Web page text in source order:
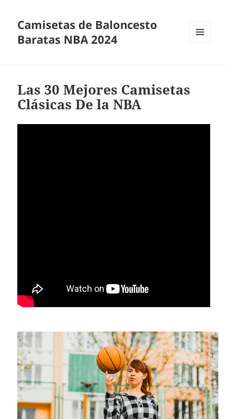
Camisetas de Baloncesto
Baratas NBA 2024
Las 30 Mejores Camisetas
Clásicas De la NBA